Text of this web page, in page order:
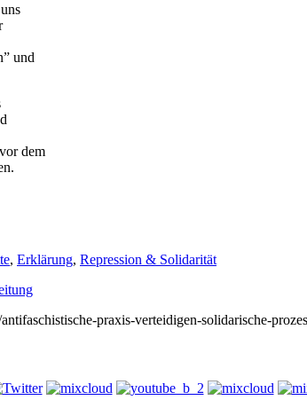
und
dem
, Erklärung, Repression & Solidarität
praxis-verteidigen-solidarische-